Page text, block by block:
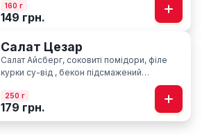
160 г
149 грн.
Салат Цезар
Салат Айсберг, соковиті помідори, філе
курки су-від , бекон підсмажений
слайсами, сир пармезан, фірмовий соус
Цезар
250 г
179 грн.